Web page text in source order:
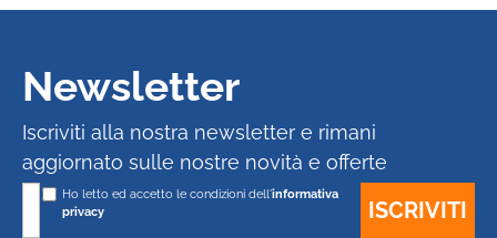
Newsletter
Iscriviti alla nostra newsletter e rimani
aggiornato sulle nostre novità e offerte
Ho letto ed accetto le condizioni dell'informativa
privacy